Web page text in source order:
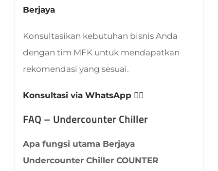
Berjaya
Konsultasikan kebutuhan bisnis Anda
dengan tim MFK untuk mendapatkan
rekomendasi yang sesuai.
Konsultasi via WhatsApp 👈🏻
FAQ – Undercounter Chiller
Apa fungsi utama Berjaya
Undercounter Chiller COUNTER